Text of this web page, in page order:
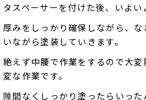
タスペーサーを付けた後、いよい
厚みをしっかり確保しながら、
いながら塗装していきます。
絶えず中腰で作業をするので大
変な作業です。
隙間なくしっかり塗ったらいった